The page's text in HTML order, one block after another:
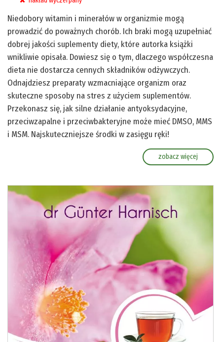
Niedobory witamin i minerałów w organizmie mogą
prowadzić do poważnych chorób. Ich braki mogą uzupełniać
dobrej jakości suplementy diety, które autorka książki
wnikliwie opisała. Dowiesz się o tym, dlaczego współczesna
dieta nie dostarcza cennych składników odżywczych.
Odnajdziesz preparaty wzmacniające organizm oraz
skuteczne sposoby na stres z użyciem suplementów.
Przekonasz się, jak silne działanie antyoksydacyjne,
przeciwzapalne i przeciwbakteryjne może mieć DMSO, MMS
i MSM. Najskuteczniejsze środki w zasięgu ręki!
zobacz więcej